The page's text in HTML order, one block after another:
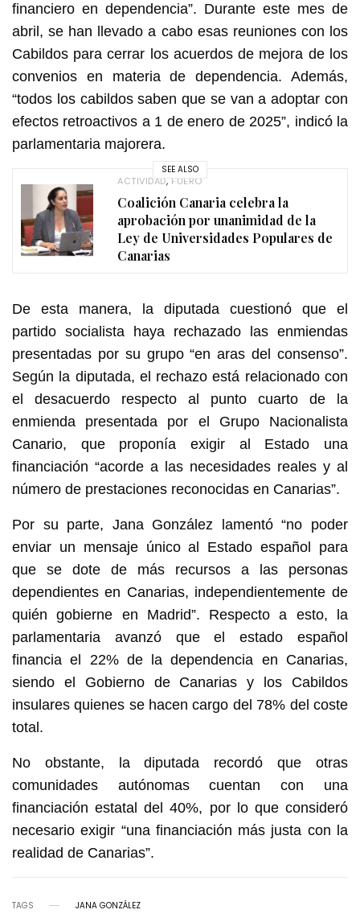
financiero en dependencia”. Durante este mes de
abril, se han llevado a cabo esas reuniones con los
Cabildos para cerrar los acuerdos de mejora de los
convenios en materia de dependencia. Además,
“todos los cabildos saben que se van a adoptar con
efectos retroactivos a 1 de enero de 2025”, indicó la
parlamentaria majorera.
SEE ALSO
ACTIVIDAD, FUERO
Coalición Canaria celebra la
aprobación por unanimidad de la
Ley de Universidades Populares de
Canarias
De esta manera, la diputada cuestionó que el
partido socialista haya rechazado las enmiendas
presentadas por su grupo “en aras del consenso”.
Según la diputada, el rechazo está relacionado con
el desacuerdo respecto al punto cuarto de la
enmienda presentada por el Grupo Nacionalista
Canario, que proponía exigir al Estado una
financiación “acorde a las necesidades reales y al
número de prestaciones reconocidas en Canarias”.
Por su parte, Jana González lamentó “no poder
enviar un mensaje único al Estado español para
que se dote de más recursos a las personas
dependientes en Canarias, independientemente de
quién gobierne en Madrid”. Respecto a esto, la
parlamentaria avanzó que el estado español
financia el 22% de la dependencia en Canarias,
siendo el Gobierno de Canarias y los Cabildos
insulares quienes se hacen cargo del 78% del coste
total.
No obstante, la diputada recordó que otras
comunidades autónomas cuentan con una
financiación estatal del 40%, por lo que consideró
necesario exigir “una financiación más justa con la
realidad de Canarias”.
TAGS JANA GONZÁLEZ